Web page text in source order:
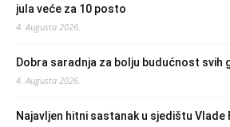
jula veće za 10 posto
4. Augusta 2026.
Dobra saradnja za bolju budućnost svih
4. Augusta 2026.
Najavljen hitni sastanak u sjedištu Vlade